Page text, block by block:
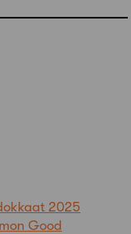
2025
Good